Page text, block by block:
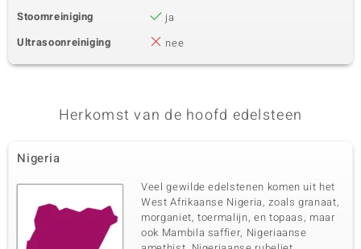
Stoomreiniging
ja
Ultrasoonreiniging
nee
Herkomst van de hoofd edelsteen
Nigeria
Veel gewilde edelstenen komen uit het
West Afrikaanse Nigeria, zoals granaat,
morganiet, toermalijn, en topaas, maar
ook Mambila saffier, Nigeriaanse